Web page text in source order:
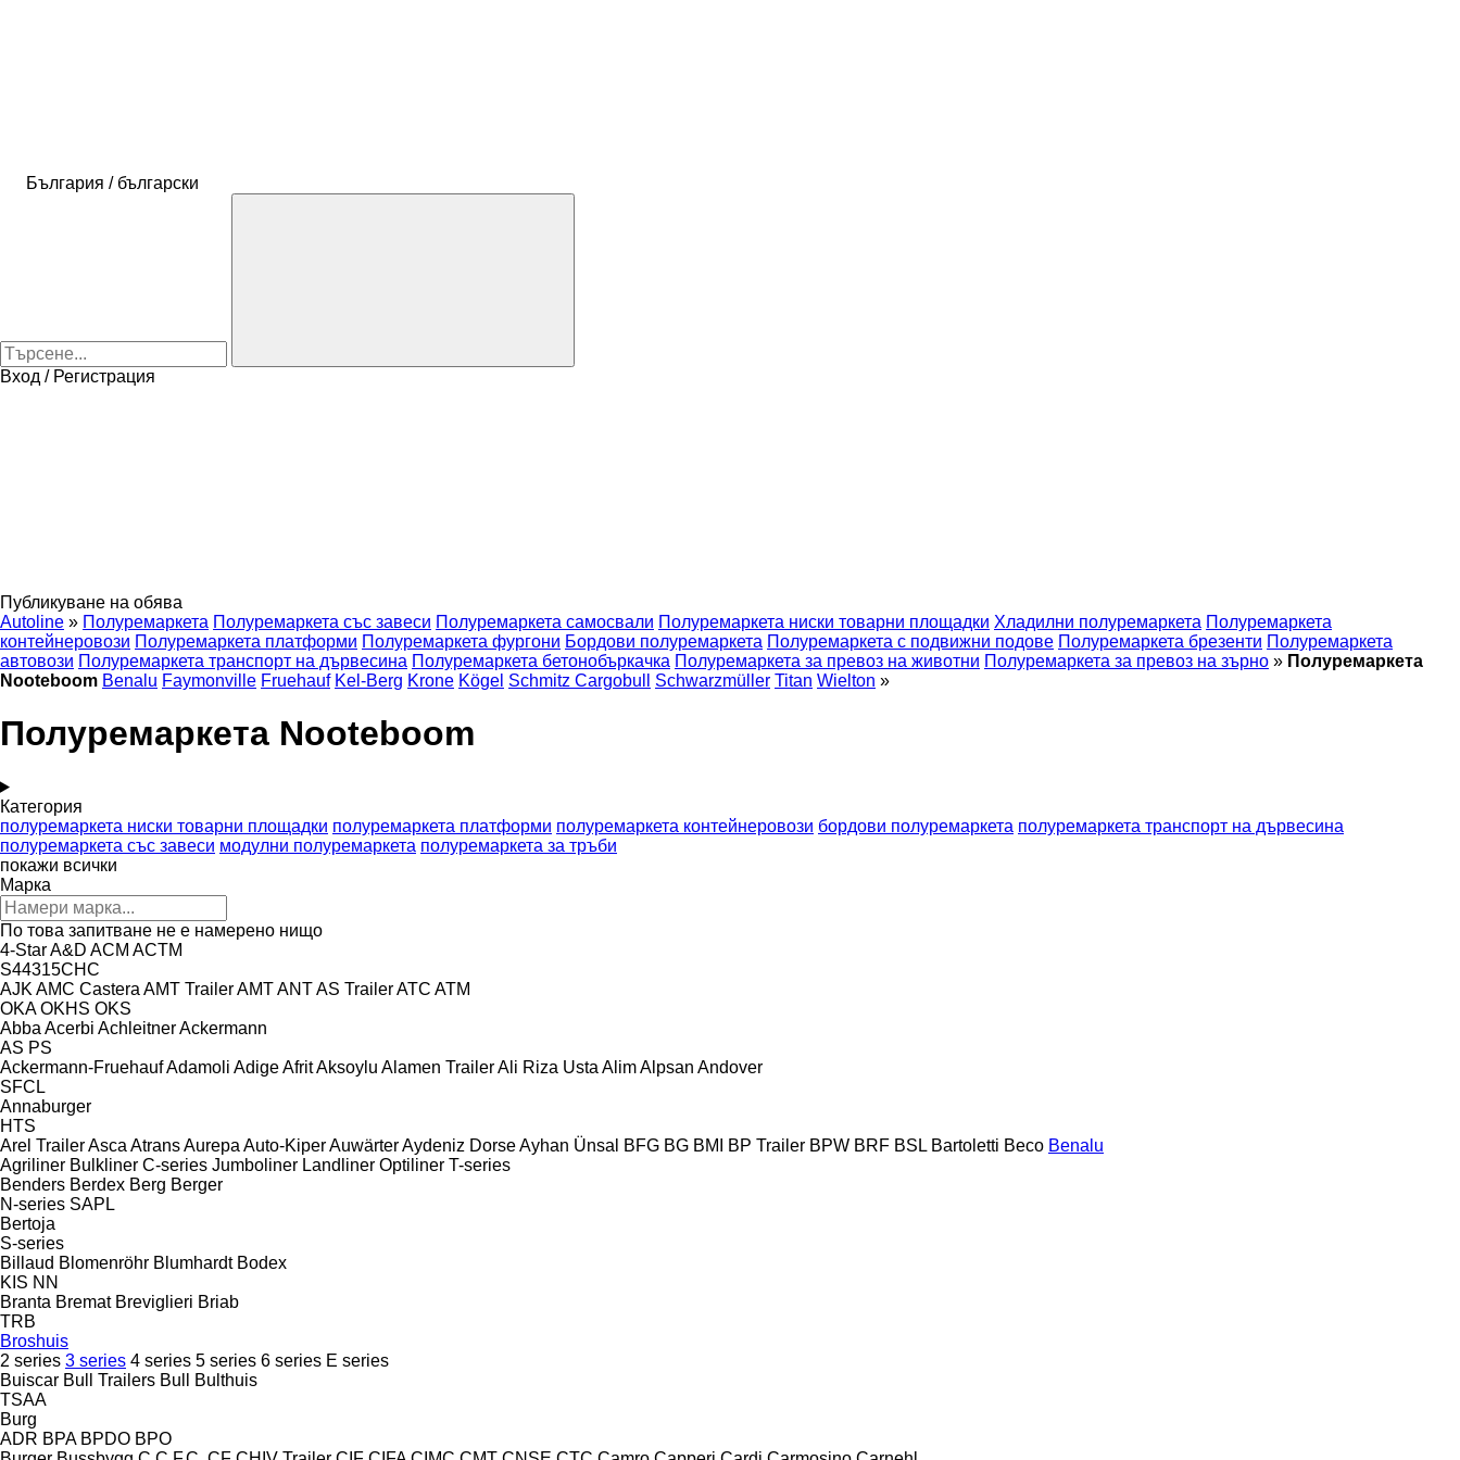
България / български
Вход / Регистрация
Публикуване на обява
Autoline » Полуремаркета Полуремаркета със завеси Полуремаркета самосвали Полуремаркета ниски товарни площадки Хладилни полуремаркета Полуремаркета
контейнеровози Полуремаркета платформи Полуремаркета фургони Бордови полуремаркета Полуремаркета с подвижни подове Полуремаркета брезенти Полуремаркета
автовози Полуремаркета транспорт на дървесина Полуремаркета бетонобъркачка Полуремаркета за превоз на животни Полуремаркета за превоз на зърно » Полуремаркета
Nooteboom Benalu Faymonville Fruehauf Kel-Berg Krone Kögel Schmitz Cargobull Schwarzmüller Titan Wielton »
Полуремаркета Nooteboom
Категория
полуремаркета ниски товарни площадки полуремаркета платформи полуремаркета контейнеровози бордови полуремаркета полуремаркета транспорт на дървесина
полуремаркета със завеси модулни полуремаркета полуремаркета за тръби
покажи всички
Марка
По това запитване не е намерено нищо
4-StarA&D ACM ACTM
S44315CHC
AJK AMC Castera AMT TrailerAMTANTAS TrailerATC ATM
OKA OKHS OKS
Abba Acerbi AchleitnerAckermann
AS PS
Ackermann-FruehaufAdamoli AdigeAfritAksoylu Alamen TrailerAli Riza Usta AlimAlpsan Andover
SFCL
Annaburger
HTS
Arel TrailerAsca AtransAurepa Auto-KiperAuwärterAydeniz DorseAyhan Ünsal BFG BG BMI BP Trailer BPW BRF BSL Bartoletti Beco Benalu
Agriliner Bulkliner C-series Jumboliner Landliner Optiliner T-series
Benders Berdex Berg Berger
N-series SAPL
Bertoja
S-series
Billaud Blomenröhr Blumhardt Bodex
KIS NN
Branta Bremat Breviglieri Briab
TRB
Broshuis
2 series 3 series 4 series 5 series 6 series E series
Buiscar Bull Trailers Bull
Bulthuis
TSAA
Burg
ADR BPA BPDO BPO